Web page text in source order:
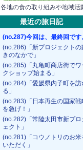
各地の食の取り組みや地域
最近の旅日記
(no.287)今回は、最終回です
(no.286)「新プロジェクトの
きのなかで」
(no.285)「丸亀町商店街でワ
クショップ始まる」
(no.284)「愛媛県内子町を訪
る」
(no.283)「日本再生の国家戦
を急げ！」
(no.282)「常陸太田市新プロ
ェクト」
(no.281)「コウノトリのお米
いただく」